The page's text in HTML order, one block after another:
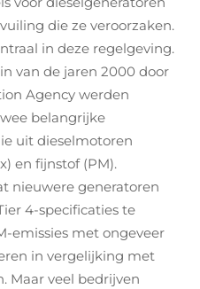
die ze veroorzaken.
in deze regelgeving.
van de jaren 2000 door
Agency werden
belangrijke
uit dieselmotoren
en fijnstof (PM).
nieuwere generatoren
4-specificaties te
emissies met ongeveer
in vergelijking met
Maar veel bedrijven